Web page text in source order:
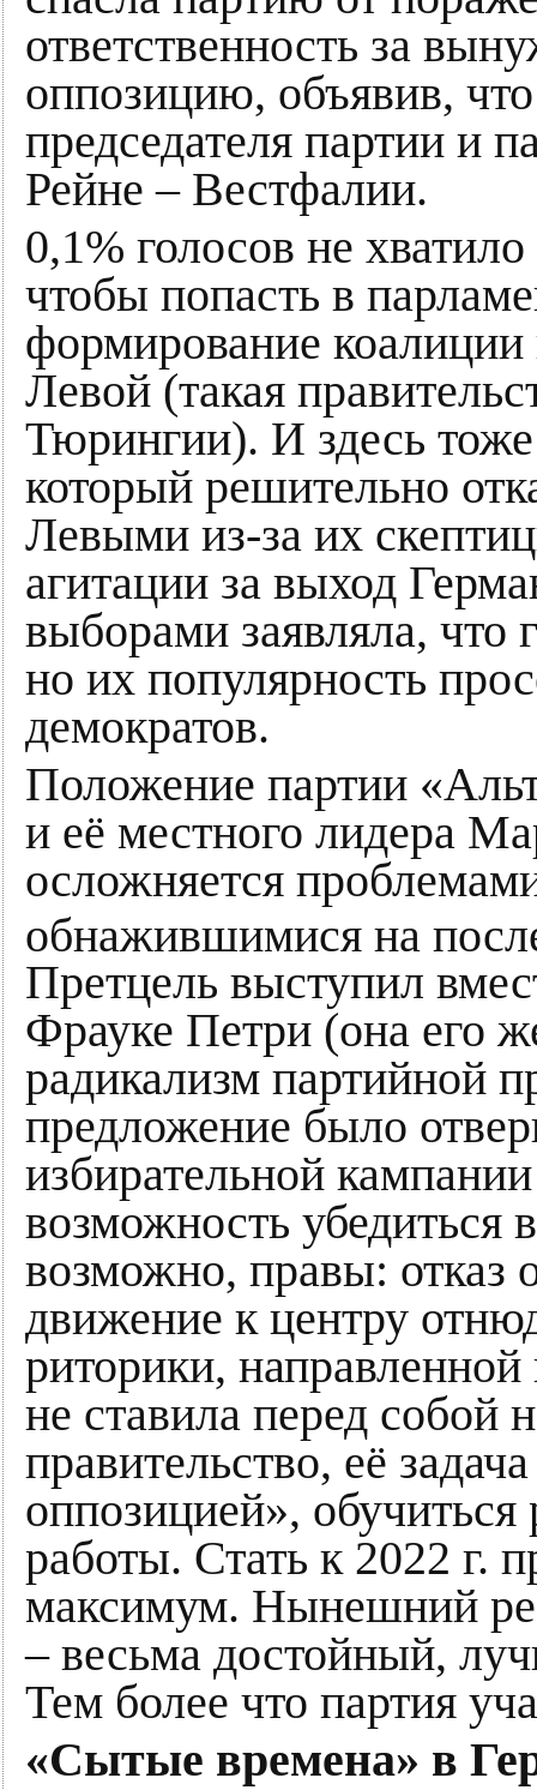
ответственность за
оппозицию, объявив,
председателя партии и
Рейне – Вестфалии.
0,1% голосов не
чтобы попасть в
формирование
Левой (такая
Тюрингии). И здесь
который решительно
Левыми из-за их
агитации за выход
выборами заявляла, что
но их популярность
демократов.
Положение партии
и её местного лидера
осложняется
обнажившимися на
Претцель выступил
Фрауке Петри (она его
радикализм партийной
предложение было
избирательной
возможность убедиться
возможно, правы: отказ
движение к центру
риторики,
не ставила перед собой
правительство, её
оппозицией»,
работы. Стать к 2022 г.
максимум. Нынешний
– весьма достойный,
Тем более что партия
«Сытые времена» в